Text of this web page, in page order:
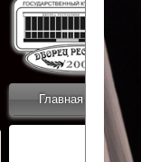
Главная